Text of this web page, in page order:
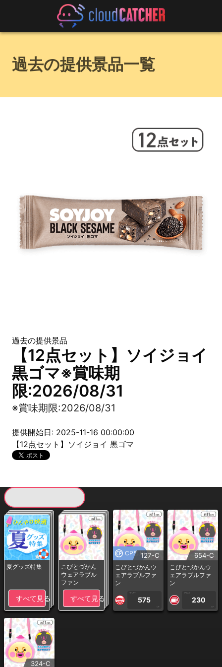
過去の提供景品一覧
過去の提供景品
【12点セット】ソイジョイ
黒ゴマ※賞味期
限:2026/08/31
※賞味期限:2026/08/31
提供開始日: 2025-11-16 00:00:00
【12点セット】ソイジョイ 黒ゴマ
夏グッズ特集
すべて見る
こびとづかん
ウェアラブル
ファン
すべて見る
CP専用127-C
こびとづかんウ
ェアラブルファ
ン
1PLAY
575
CP
654-C
こびとづかんウ
ェアラブルファ
ン
1PLAY
230
CP
324-C